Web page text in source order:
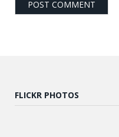
FLICKR PHOTOS